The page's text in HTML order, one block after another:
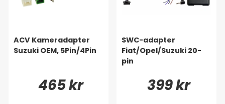
ACV Kameradapter
Suzuki OEM, 5Pin/4Pin
465 kr
SWC-adapter
Fiat/Opel/Suzuki 20-
pin
399 kr